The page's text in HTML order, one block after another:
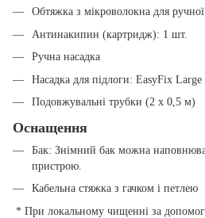
Обтяжка з мікроволокна для
Антинакипин (картридж): 1 шт.
Ручна насадка
Насадка для підлоги: EasyFix Large
Подовжувальні трубки (2 х 0,5 м)
Оснащення
Бак: Знімний бак можна
пристрою.
Кабельна стяжка з гачком і петлею
* При локальному чищенні за